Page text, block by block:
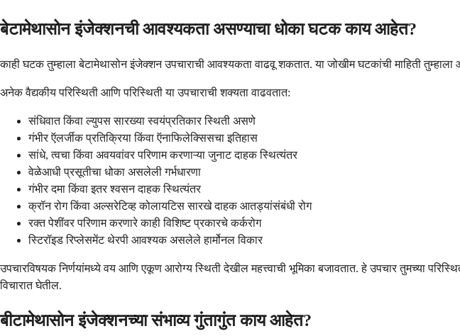
बेटामेथासोन इंजेक्शनची आवश्यकता असण्याचा धोका घटक काय आहेत?
काही घटक तुम्हाला बेटामेथासोन इंजेक्शन उपचाराची आवश्यकता वाढवू शकतात. या जोखीम घटकांची माहिती तुम्हाला
अनेक वैद्यकीय परिस्थिती आणि परिस्थिती या उपचाराची शक्यता वाढवतात:
संधिवात किंवा ल्युपस सारख्या स्वयंप्रतिकार स्थिती असणे
गंभीर ऍलर्जीक प्रतिक्रिया किंवा ऍनाफिलेक्सिसचा इतिहास
सांधे, त्वचा किंवा अवयवांवर परिणाम करणाऱ्या जुनाट दाहक स्थित्यंतर
वेळेआधी प्रसूतीचा धोका असलेली गर्भधारणा
गंभीर दमा किंवा इतर श्वसन दाहक स्थित्यंतर
क्रॉन रोग किंवा अल्सरेटिव्ह कोलायटिस सारखे दाहक आतड्यांसंबंधी रोग
रक्त पेशींवर परिणाम करणारे काही विशिष्ट प्रकारचे कर्करोग
स्टिरॉइड रिप्लेसमेंट थेरपी आवश्यक असलेले हार्मोनल विकार
उपचारविषयक निर्णयांमध्ये वय आणि एकूण आरोग्य स्थिती देखील महत्त्वाची भूमिका बजावतात. हे उपचार तुमच्या
विचारात घेतील.
बीटामेथासोन इंजेक्शनच्या संभाव्य गुंतागुंत काय आहेत?